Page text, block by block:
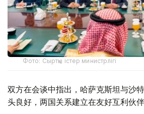
Фото: Сыртқы істер министрлігі
双方在会谈中指出，哈萨克斯坦与沙
头良好，两国关系建立在友好互利伙伴